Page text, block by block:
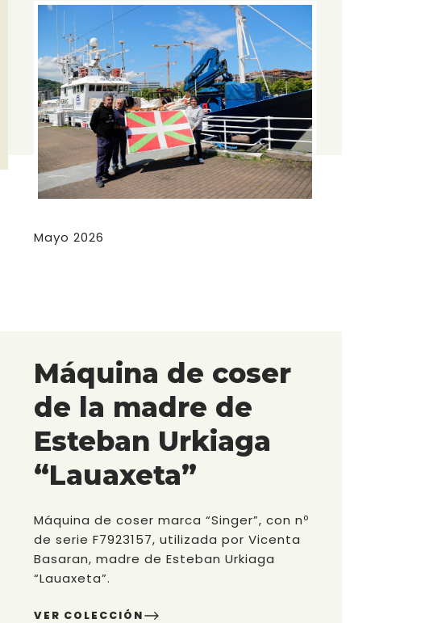
Mayo 2026
Máquina de coser
de la madre de
Esteban Urkiaga
“Lauaxeta”
Máquina de coser marca “Singer”, con nº
de serie F7923157, utilizada por Vicenta
Basaran, madre de Esteban Urkiaga
“Lauaxeta”.
VER COLECCIÓN